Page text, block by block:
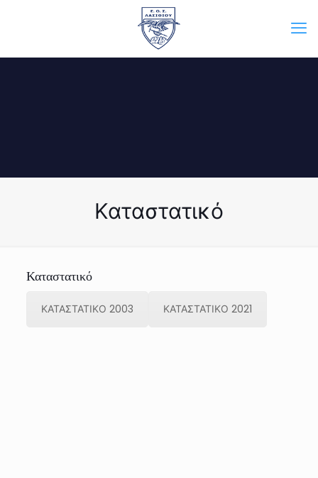
Καταστατικό
Καταστατικό
ΚΑΤΑΣΤΑΤΙΚΟ 2003 ΚΑΤΑΣΤΑΤΙΚΟ 2021